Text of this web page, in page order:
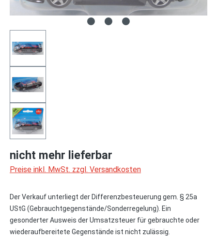
nicht mehr lieferbar
Preise inkl. MwSt. zzgl. Versandkosten
Der Verkauf unterliegt der Differenzbesteuerung gem. § 25a
UStG (Gebrauchtgegenstände/Sonderregelung). Ein
gesonderter Ausweis der Umsatzsteuer für gebrauchte oder
wiederaufbereitete Gegenstände ist nicht zulässig.